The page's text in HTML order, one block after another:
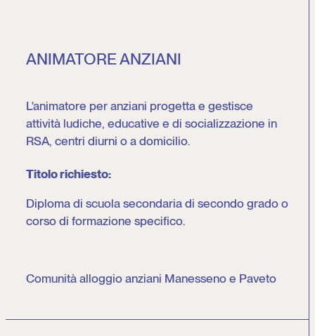
ANIMATORE ANZIANI
L'animatore per anziani progetta e gestisce
attività ludiche, educative e di socializzazione in
RSA, centri diurni o a domicilio.
Titolo richiesto:
Diploma di scuola secondaria di secondo grado o
corso di formazione specifico.
Comunità alloggio anziani Manesseno e Paveto